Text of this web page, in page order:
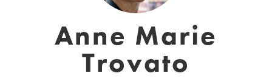
Anne Marie
Trovato